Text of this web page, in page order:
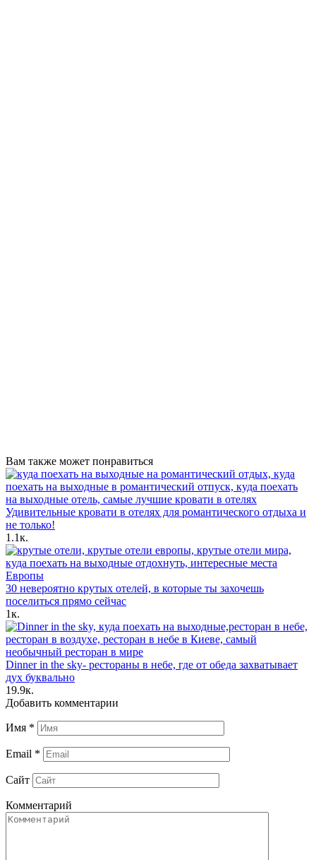
Вам также может понравиться
Удивительные кровати в отелях для романтического отдыха и
не только!
1.1к.
30 невероятно крутых отелей, в которые ты захочешь
поселиться прямо сейчас
1к.
Dinner in the sky- рестораны в небе, где от обеда захватывает
дух буквально
19.9к.
Добавить комментарии
Имя *
Email *
Сайт
Комментарий